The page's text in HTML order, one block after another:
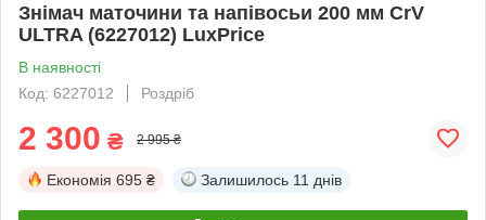
Знімач маточини та напівосьи 200 мм CrV
ULTRA (6227012) LuxPrice
В наявності
Код: 6227012
Роздріб
2 300 ₴ 2 995 ₴
Економія 695 ₴ Залишилось 11 днів